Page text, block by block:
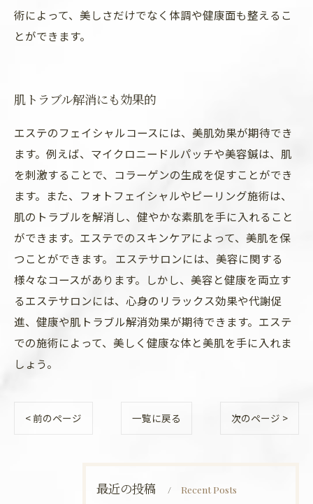
術によって、美しさだけでなく体調や健康面も整えるこ
とができます。
肌トラブル解消にも効果的
エステのフェイシャルコースには、美肌効果が期待でき
ます。例えば、マイクロニードルパッチや美容鍼は、肌
を刺激することで、コラーゲンの生成を促すことができ
ます。また、フォトフェイシャルやピーリング施術は、
肌のトラブルを解消し、健やかな素肌を手に入れること
ができます。エステでのスキンケアによって、美肌を保
つことができます。 エステサロンには、美容に関する
様々なコースがあります。しかし、美容と健康を両立す
るエステサロンには、心身のリラックス効果や代謝促
進、健康や肌トラブル解消効果が期待できます。エステ
での施術によって、美しく健康な体と美肌を手に入れま
しょう。
< 前のページ 一覧に戻る 次のページ >
最近の投稿 Recent Posts